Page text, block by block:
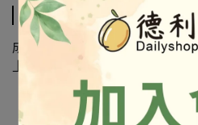
商品介紹
成份及營養標示如圖所示，若